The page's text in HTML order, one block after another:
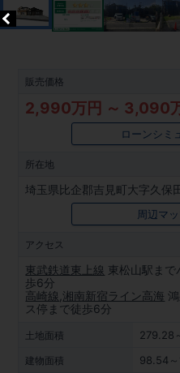
販売価格
2,990万円 ～ 3,090
ローンシミ
所在地
埼玉県比企郡吉見町大字久保
周辺マ
アクセス
東武鉄道東上線 東松山駅ま
歩6分
高崎線 ,湘南新宿ライン高海
ス停まで徒歩6分
土地面積 279.28
建物面積 98.54